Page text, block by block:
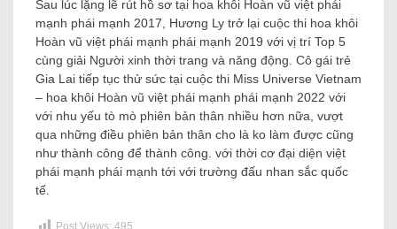
Sau lúc lặng lẽ rút hồ sơ tại hoa khôi Hoàn vũ việt phái
mạnh phái mạnh 2017, Hương Ly trở lại cuộc thi hoa khôi
Hoàn vũ việt phái mạnh phái mạnh 2019 với vị trí Top 5
cùng giải Người xinh thời trang và năng động. Cô gái trẻ
Gia Lai tiếp tục thử sức tại cuộc thi Miss Universe Vietnam
– hoa khôi Hoàn vũ việt phái mạnh phái mạnh 2022 với
với nhu yếu tò mò phiên bản thân nhiều hơn nữa, vượt
qua những điều phiên bản thân cho là ko làm được cũng
như thành công để thành công. với thời cơ đại diện việt
phái mạnh phái mạnh tới với trường đấu nhan sắc quốc
tế.